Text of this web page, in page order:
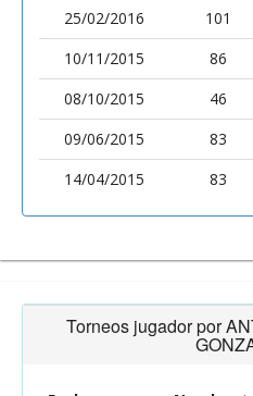
25/02/2016
101
10/11/2015
86
08/10/2015
46
09/06/2015
83
14/04/2015
83
Torneos jugador por